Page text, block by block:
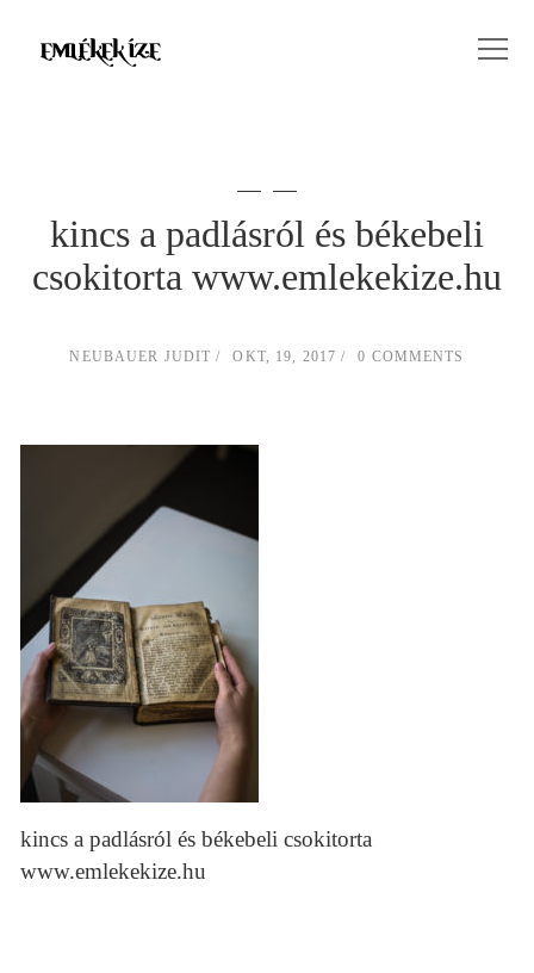
kincs a padlásról és békebeli
csokitorta www.emlekekize.hu
NEUBAUER JUDIT OKT, 19, 2017 0 COMMENTS
kincs a padlásról és békebeli csokitorta
www.emlekekize.hu